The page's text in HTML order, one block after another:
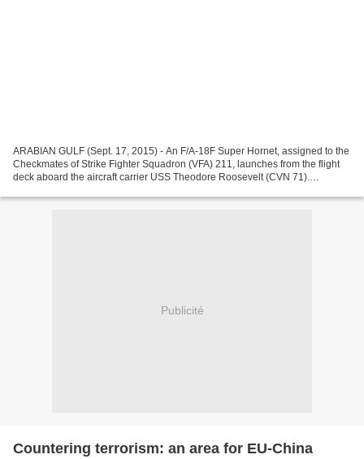
ARABIAN GULF (Sept. 17, 2015) - An F/A-18F Super Hornet, assigned to the
Checkmates of Strike Fighter Squadron (VFA) 211, launches from the flight
deck aboard the aircraft carrier USS Theodore Roosevelt (CVN 71).
Publicité
Countering terrorism: an area for EU-China